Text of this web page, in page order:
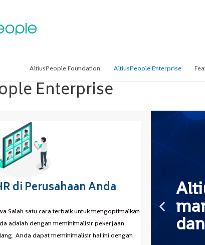
AltiusPeople Foundation AltiusPeople Enterprise
Enterprise
di Perusahaan Anda
Salah satu cara terbaik untuk mengoptimalkan
adalah dengan meminimalisir pekerjaan
Anda dapat meminimalisir hal ini dengan